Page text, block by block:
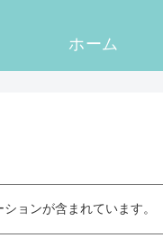
ホーム
ョンが含まれています。